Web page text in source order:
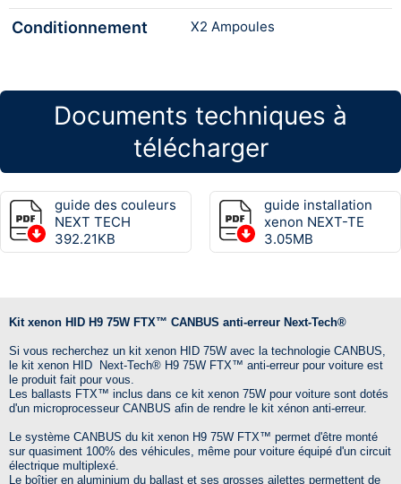
Conditionnement X2 Ampoules
Documents techniques à
télécharger
guide des couleurs
NEXT TECH
392.21KB
guide installation
xenon NEXT-TE
3.05MB
Kit xenon HID H9 75W FTX™ CANBUS anti-erreur Next-Tech®
Si vous recherchez un kit xenon HID 75W avec la technologie CANBUS,
le kit xenon HID
Next-Tech® H9 75W FTX™ anti-erreur pour voiture est
le produit fait pour vous.
Les ballasts FTX™ inclus dans ce kit xenon 75W pour voiture sont dotés
d'un microprocesseur CANBUS afin de rendre le kit xénon anti-erreur.
Le système CANBUS du kit xenon H9 75W FTX™ permet d'être monté
sur quasiment 100% des véhicules, même pour voiture équipé d'un circuit
électrique multiplexé.
Le boîtier en aluminium du ballast et ses grosses ailettes permettent de